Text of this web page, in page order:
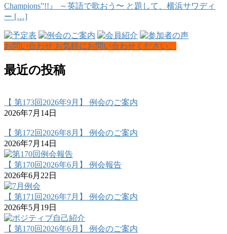
Champions”!!』 ～英語で歌おう〜 と題して、横浜サワディ
ー […]
お問い合わせ お気軽にお問い合わせください。
最近の投稿
【 第173回2026年9月】 例会のご案内
2026年7月14日
【 第172回2026年8月】 例会のご案内
2026年7月14日
【 第170回2026年6月】 例会報告
2026年6月22日
【 第171回2026年7月】 例会のご案内
2026年5月19日
【 第170回2026年6月】 例会のご案内